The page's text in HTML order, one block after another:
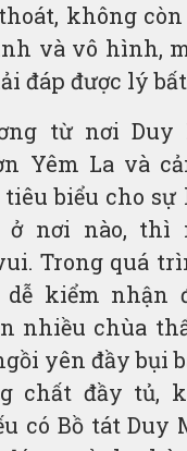
không
và vô hình,
đáp được lý
từ nơi Duy
Yêm La và
biểu cho sự
ở nơi nào, thì
Trong quá
kiểm nhận
nhiều chùa
yên đầy bụi
chất đầy tủ,
có Bồ tát Duy